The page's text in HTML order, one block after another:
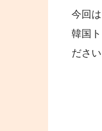
今回
韓国
ださい